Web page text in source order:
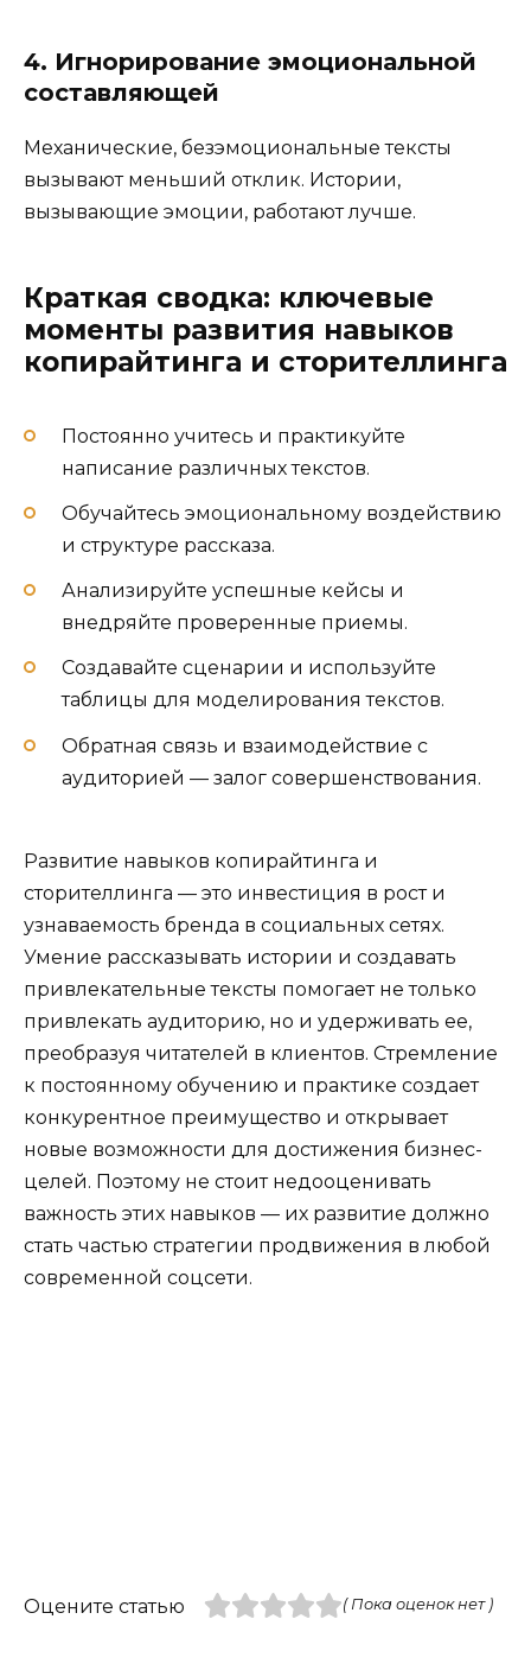
4. Игнорирование эмоциональной
составляющей
Механические, безэмоциональные тексты
вызывают меньший отклик. Истории,
вызывающие эмоции, работают лучше.
Краткая сводка: ключевые
моменты развития навыков
копирайтинга и сторителлинга
Постоянно учитесь и практикуйте
написание различных текстов.
Обучайтесь эмоциональному воздействию
и структуре рассказа.
Анализируйте успешные кейсы и
внедряйте проверенные приемы.
Создавайте сценарии и используйте
таблицы для моделирования текстов.
Обратная связь и взаимодействие с
аудиторией — залог совершенствования.
Развитие навыков копирайтинга и
сторителлинга — это инвестиция в рост и
узнаваемость бренда в социальных сетях.
Умение рассказывать истории и создавать
привлекательные тексты помогает не только
привлекать аудиторию, но и удерживать ее,
преобразуя читателей в клиентов. Стремление
к постоянному обучению и практике создает
конкурентное преимущество и открывает
новые возможности для достижения бизнес-
целей. Поэтому не стоит недооценивать
важность этих навыков — их развитие должно
стать частью стратегии продвижения в любой
современной соцсети.
Оцените статью ( Пока оценок нет )